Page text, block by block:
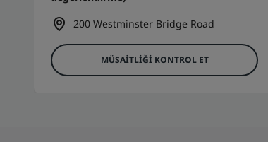
200 Westminster Bridge Road
MÜSAITLIĞI KONTROL ET